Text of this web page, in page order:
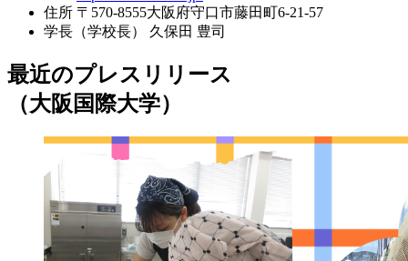
住所 〒570-8555大阪府守口市藤田町6-21-57
学長（学校長）
久保田 豊司
最近のプレスリリース
（大阪国際大学）